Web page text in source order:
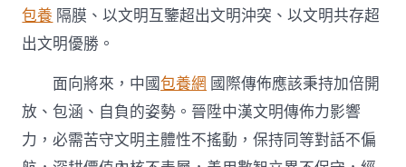
包養 隔膜、以文明互鑒超出文明沖突、以文明共存超
出文明優勝。
面向將來，中國包養網 國際傳佈應該秉持加倍開
放、包涵、自負的姿勢。晉陞中漢文明傳佈力影響
力，必需苦守文明主體性不搖動，保持同等對話不偏